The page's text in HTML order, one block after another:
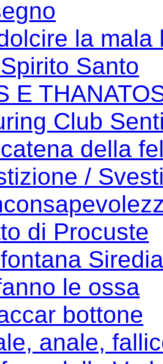
la mala
Santo
E
Club
della
/
di Procuste
Siredia
le ossa
bottone
anale,